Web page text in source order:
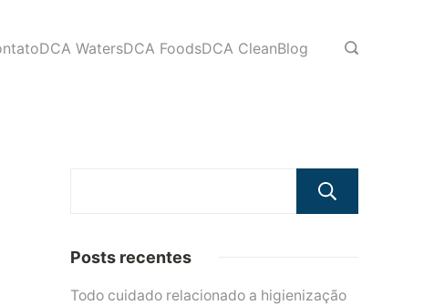
DCA WatersDCA FoodsDCA CleanBlog
Posts recentes
Todo cuidado relacionado a higienização